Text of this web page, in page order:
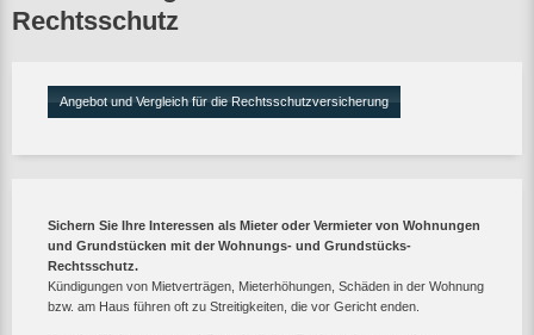
Rechtsschutz
Angebot und Vergleich für die Rechtsschutzversicherung
Sichern Sie Ihre Interessen als Mieter oder Vermieter von Wohnungen
und Grundstücken mit der Wohnungs- und Grundstücks-
Rechtsschutz.
Kündigungen von Mietverträgen, Mieterhöhungen, Schäden in der Wohnung
bzw. am Haus führen oft zu Streitigkeiten, die vor Gericht enden.